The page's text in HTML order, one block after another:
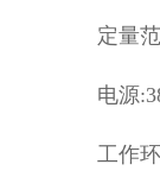
定量
电源
工作